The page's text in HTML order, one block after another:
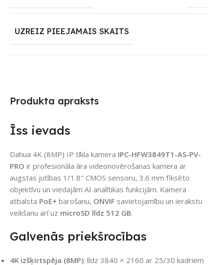
Produkta apraksts
Īss ievads
Dahua 4K (8MP) IP tīkla kamera IPC-HFW3849T1-AS-PV-
PRO ir profesionāla āra videonovērošanas kamera ar
augstas jutības 1/1.8″ CMOS sensoru, 3.6 mm fiksēto
objektīvu un viedajām AI analītikas funkcijām. Kamera
atbalsta PoE+ barošanu, ONVIF savietojamību un ierakstu
veikšanu arī uz microSD līdz 512 GB.
Galvenās priekšrocības
4K izšķirtspēja (8MP): līdz 3840 × 2160 ar 25/30 kadriem
UZREIZ PIEEJAMAIS SKAITS